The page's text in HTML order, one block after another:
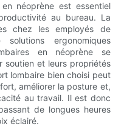
néoprène est essentiel
au bureau. La
chez les employés de
ergonomiques
en néoprène se
soutien et leurs propriétés
lombaire bien choisi peut
améliorer la posture et,
au travail. Il est donc
de longues heures
éclairé.